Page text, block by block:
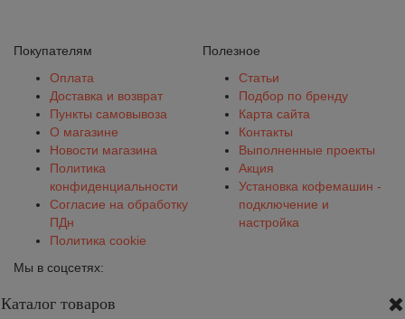
Покупателям
Оплата
Доставка и возврат
Пункты самовывоза
О магазине
Новости магазина
Политика
конфиденциальности
Согласие на обработку
ПДн
Политика cookie
Полезное
Статьи
Подбор по бренду
Карта сайта
Контакты
Выполненные проекты
Акция
Установка кофемашин -
подключение и
настройка
Мы в соцсетях:
Каталог товаров